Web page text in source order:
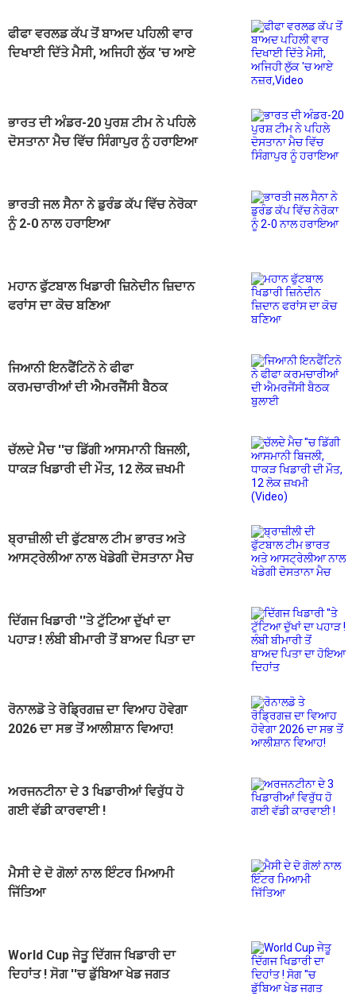
ਫੀਫਾ ਵਰਲਡ ਕੱਪ ਤੋਂ ਬਾਅਦ ਪਹਿਲੀ ਵਾਰ
ਦਿਖਾਈ ਦਿੱਤੇ ਮੈਸੀ, ਅਜਿਹੀ ਲੁੱਕ 'ਚ ਆਏ
ਭਾਰਤ ਦੀ ਅੰਡਰ-20 ਪੁਰਸ਼ ਟੀਮ ਨੇ ਪਹਿਲੇ
ਦੋਸਤਾਨਾ ਮੈਚ ਵਿੱਚ ਸਿੰਗਾਪੁਰ ਨੂੰ ਹਰਾਇਆ
ਭਾਰਤੀ ਜਲ ਸੈਨਾ ਨੇ ਡੁਰੰਡ ਕੱਪ ਵਿੱਚ ਨੇਰੋਕਾ
ਨੂੰ 2-0 ਨਾਲ ਹਰਾਇਆ
ਮਹਾਨ ਫੁੱਟਬਾਲ ਖਿਡਾਰੀ ਜ਼ਿਨੇਦੀਨ ਜ਼ਿਦਾਨ
ਫਰਾਂਸ ਦਾ ਕੋਚ ਬਣਿਆ
ਜਿਆਨੀ ਇਨਫੈਂਟਿਨੋ ਨੇ ਫੀਫਾ
ਕਰਮਚਾਰੀਆਂ ਦੀ ਐਮਰਜੈਂਸੀ ਬੈਠਕ
ਚੱਲਦੇ ਮੈਚ ''ਚ ਡਿੱਗੀ ਆਸਮਾਨੀ ਬਿਜਲੀ,
ਧਾਕੜ ਖਿਡਾਰੀ ਦੀ ਮੌਤ, 12 ਲੋਕ ਜ਼ਖਮੀ
ਬ੍ਰਾਜ਼ੀਲੀ ਦੀ ਫੁੱਟਬਾਲ ਟੀਮ ਭਾਰਤ ਅਤੇ
ਆਸਟ੍ਰੇਲੀਆ ਨਾਲ ਖੇਡੇਗੀ ਦੋਸਤਾਨਾ ਮੈਚ
ਦਿੱਗਜ ਖਿਡਾਰੀ ''ਤੇ ਟੁੱਟਿਆ ਦੁੱਖਾਂ ਦਾ
ਪਹਾੜ ! ਲੰਬੀ ਬੀਮਾਰੀ ਤੋਂ ਬਾਅਦ ਪਿਤਾ ਦਾ
ਰੋਨਾਲਡੋ ਤੇ ਰੋਡ੍ਰਿਗਜ਼ ਦਾ ਵਿਆਹ ਹੋਵੇਗਾ
2026 ਦਾ ਸਭ ਤੋਂ ਆਲੀਸ਼ਾਨ ਵਿਆਹ!
ਅਰਜਨਟੀਨਾ ਦੇ 3 ਖਿਡਾਰੀਆਂ ਵਿਰੁੱਧ ਹੋ
ਗਈ ਵੱਡੀ ਕਾਰਵਾਈ !
ਮੈਸੀ ਦੇ ਦੋ ਗੋਲਾਂ ਨਾਲ ਇੰਟਰ ਮਿਆਮੀ
ਜਿੱਤਿਆ
World Cup ਜੇਤੂ ਦਿੱਗਜ ਖਿਡਾਰੀ ਦਾ
ਦਿਹਾਂਤ ! ਸੋਗ ''ਚ ਡੁੱਬਿਆ ਖੇਡ ਜਗਤ